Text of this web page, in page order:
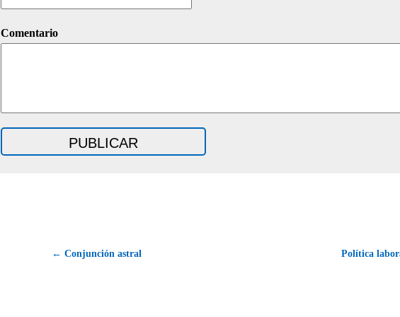
Comentario
← Conjunción astral Política